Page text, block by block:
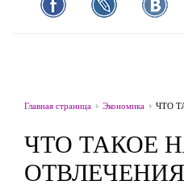
Главная страница Экономика ЧТО
ЧТО ТАКОЕ
ОТВЛЕЧЕНИЯ